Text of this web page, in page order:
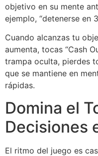
objetivo en su mente
ejemplo, “detenerse en
Cuando alcanzas tu
aumenta, tocas “Cash
trampa oculta, pierdes
que se mantiene en
rápidas.
Domina el
Decisiones
El ritmo del juego es